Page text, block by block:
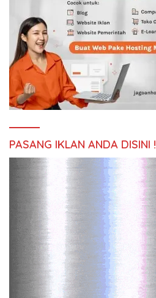
PASANG IKLAN ANDA DISINI !